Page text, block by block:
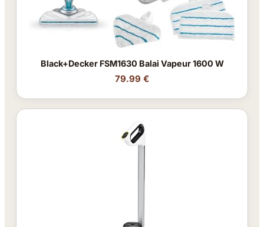
Black+Decker FSM1630 Balai Vapeur 1600 W
79.99 €